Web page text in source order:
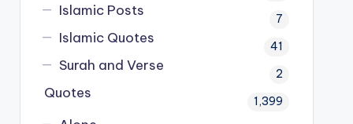
Islamic Posts 7
Islamic Quotes 41
Surah and Verse 2
Quotes 1,399